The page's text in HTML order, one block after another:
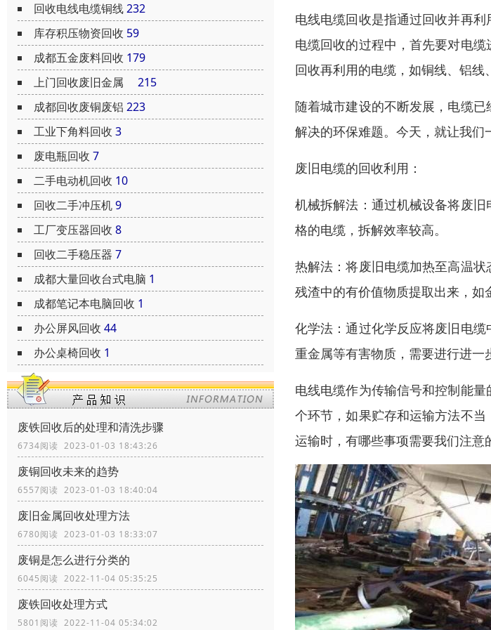
回收电线电缆铜线232
库存积压物资回收 59
成都五金废料回收 179
上门回收废旧金属
215
成都回收废铜废铝 223
工业下角料回收 3
废电瓶回收 7
二手电动机回收 10
回收二手冲压机9
工厂变压器回收 8
回收二手稳压器 7
成都大量回收台式电脑 1
成都笔记本电脑回收 1
办公屏风回收 44
办公桌椅回收 1
废铁回收后的处理和清洗步骤
6734阅读 2023-01-03 18:43:26
废铜回收未来的趋势
6557阅读 2023-01-03 18:40:04
废旧金属回收处理方法
6780阅读 2023-01-03 18:33:07
废铜是怎么进行分类的
6045阅读 2022-11-04 05:35:25
废铁回收处理方式
5801阅读 2022-11-04 05:34:02
电线电缆回收是指通过回收并再
电缆回收的过程中，首先要对电
回收再利用的电缆，如铜线、铝线
随着城市建设的不断发展，电缆
解决的环保难题。今天，就让我
废旧电缆的回收利用：
机械拆解法：通过机械设备将废
格的电缆，拆解效率较高。
热解法：将废旧电缆加热至高温
残渣中的有价值物质提取出来，如
化学法：通过化学反应将废旧电
重金属等有害物质，需要进行进一
电线电缆作为传输信号和控制能
个环节，如果贮存和运输方法不
运输时，有哪些事项需要我们注意